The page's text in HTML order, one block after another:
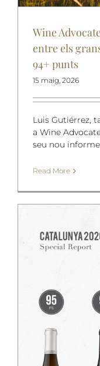
Wine
entre els
94+ punts
15 maig, 2026
Luis Gutiérrez,
a Wine
seu nou informe
Read More